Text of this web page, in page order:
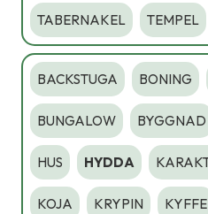
TABERNAKEL TEMPEL
BACKSTUGA BONING
BUNGALOW BYGGNAD
HUS HYDDA
KOJA KRYPIN KYFFE